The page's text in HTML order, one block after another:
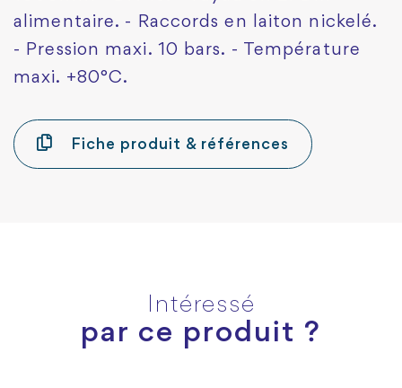
alimentaire. - Raccords en laiton nickelé.
- Pression maxi. 10 bars. - Température
maxi. +80°C.
Fiche produit & références
Intéressé
par ce produit ?